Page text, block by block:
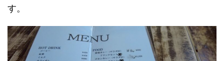
す。